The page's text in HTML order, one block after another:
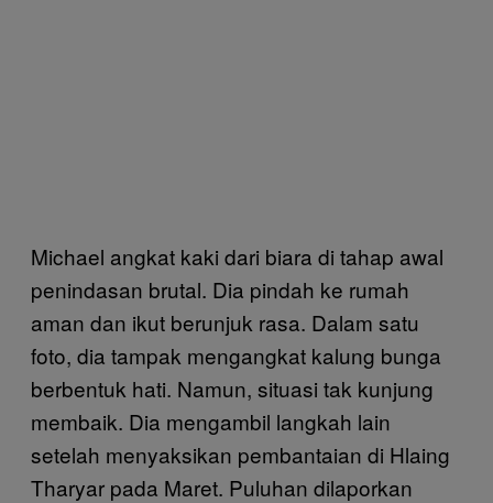
Michael angkat kaki dari biara di tahap awal
penindasan brutal. Dia pindah ke rumah
aman dan ikut berunjuk rasa. Dalam satu
foto, dia tampak mengangkat kalung bunga
berbentuk hati. Namun, situasi tak kunjung
membaik. Dia mengambil langkah lain
setelah menyaksikan pembantaian di Hlaing
Tharyar pada Maret. Puluhan dilaporkan